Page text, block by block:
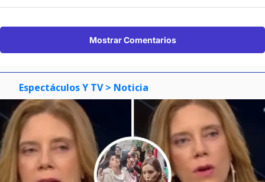
Mostrar Comentarios
Espectáculos Y TV > Noticia